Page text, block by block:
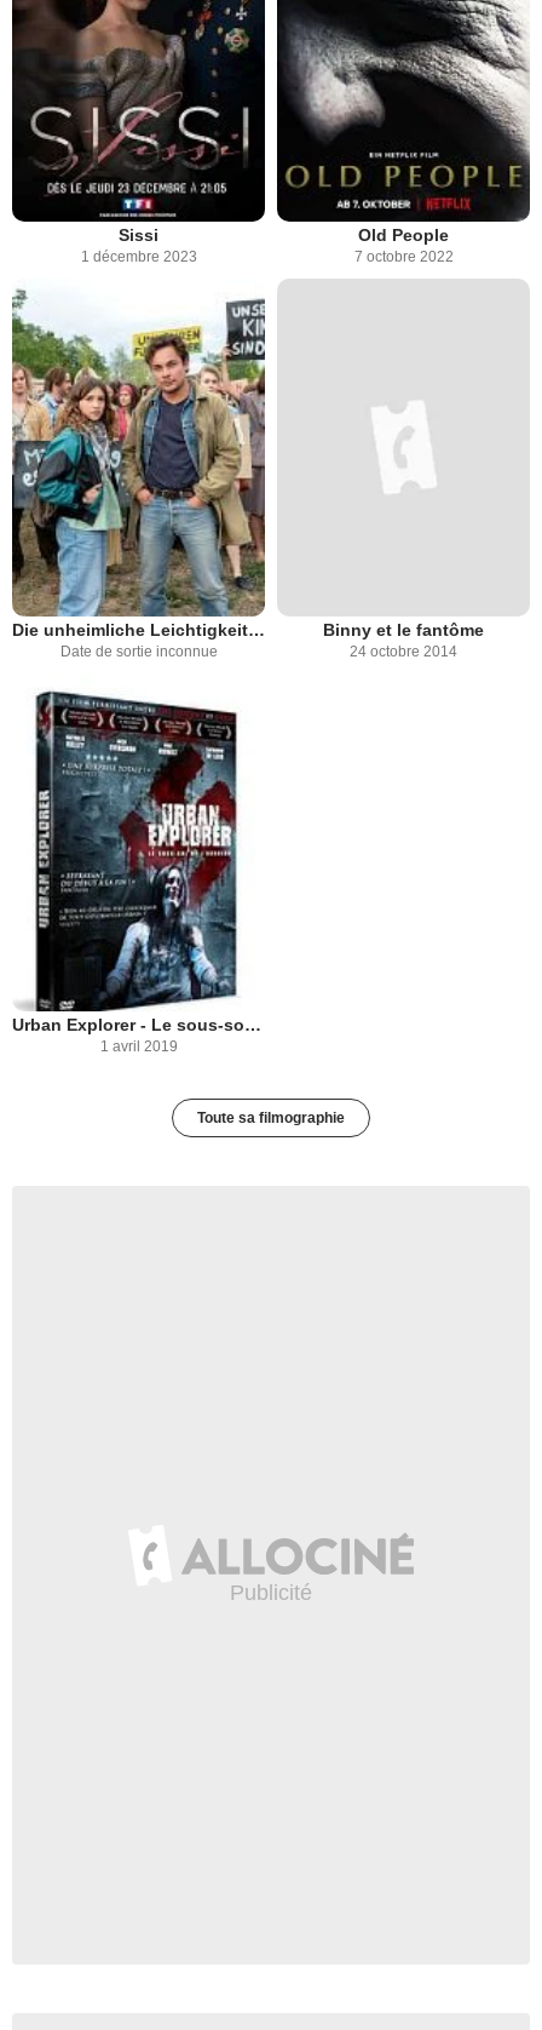
Sissi
1 décembre 2023
Old People
7 octobre 2022
Die unheimliche Leichtigkeit der Revolution
Date de sortie inconnue
Binny et le fantôme
24 octobre 2014
Urban Explorer - Le sous-sol de l'horreur
1 avril 2019
Toute sa filmographie